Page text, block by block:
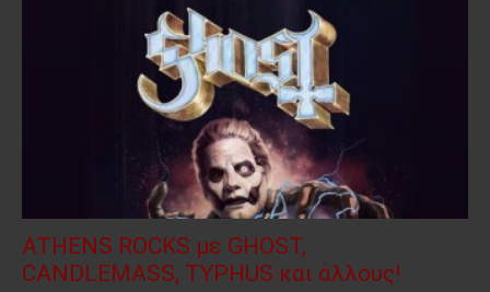
ATHENS ROCKS με GHOST,
CANDLEMASS, TYPHUS και άλλους!